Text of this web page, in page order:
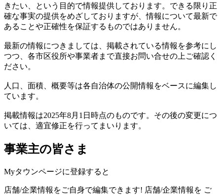
きたい、という目的で情報提供しております。できる限り正
確な事実の提供をめざしておりますが、情報について最新で
あることや正確性を保証するものではありません。
最新の情報につきましては、掲載されている情報を参考にし
つつ、各市区役所や事業者まで直接お問い合せの上ご確認く
ださい。
人口、面積、概要等は各自治体の公開情報をベースに編集し
ています。
掲載情報は2025年8月1日時点のものです。その後の変更につ
いては、適宜修正を行ってまいります。
事業主の皆さま
Myタウンページに登録すると
店舗/企業情報をご自身で編集できます! 店舗/企業情報を ご